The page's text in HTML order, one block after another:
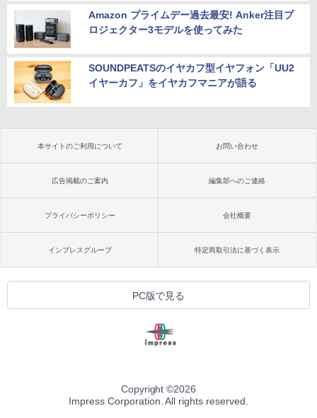
Amazon プライムデー過去最安! Anker注目プ
ロジェクター3モデルを使ってみた
SOUNDPEATSのイヤカフ型イヤフォン「UU2
イヤーカフ」をイヤカフマニアが語る
本サイトのご利用について お問い合わせ
広告掲載のご案内 編集部へのご連絡
プライバシーポリシー 会社概要
インプレスグループ 特定商取引法に基づく表示
PC版で見る
Copyright ©2026
Impress Corporation. All rights reserved.